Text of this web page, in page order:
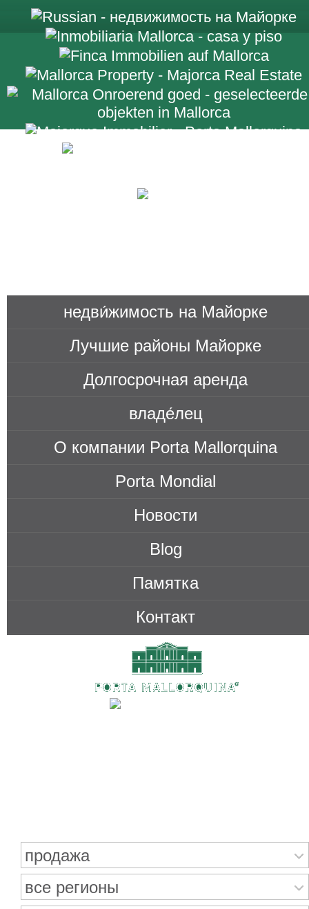
недви́жимость на Майорке
Лучшие районы Майорке
Долгосрочная аренда
владе́лец
О компании Porta Mallorquina
Porta Mondial
Новости
Blog
Памятка
Контакт
продажа
все регионы